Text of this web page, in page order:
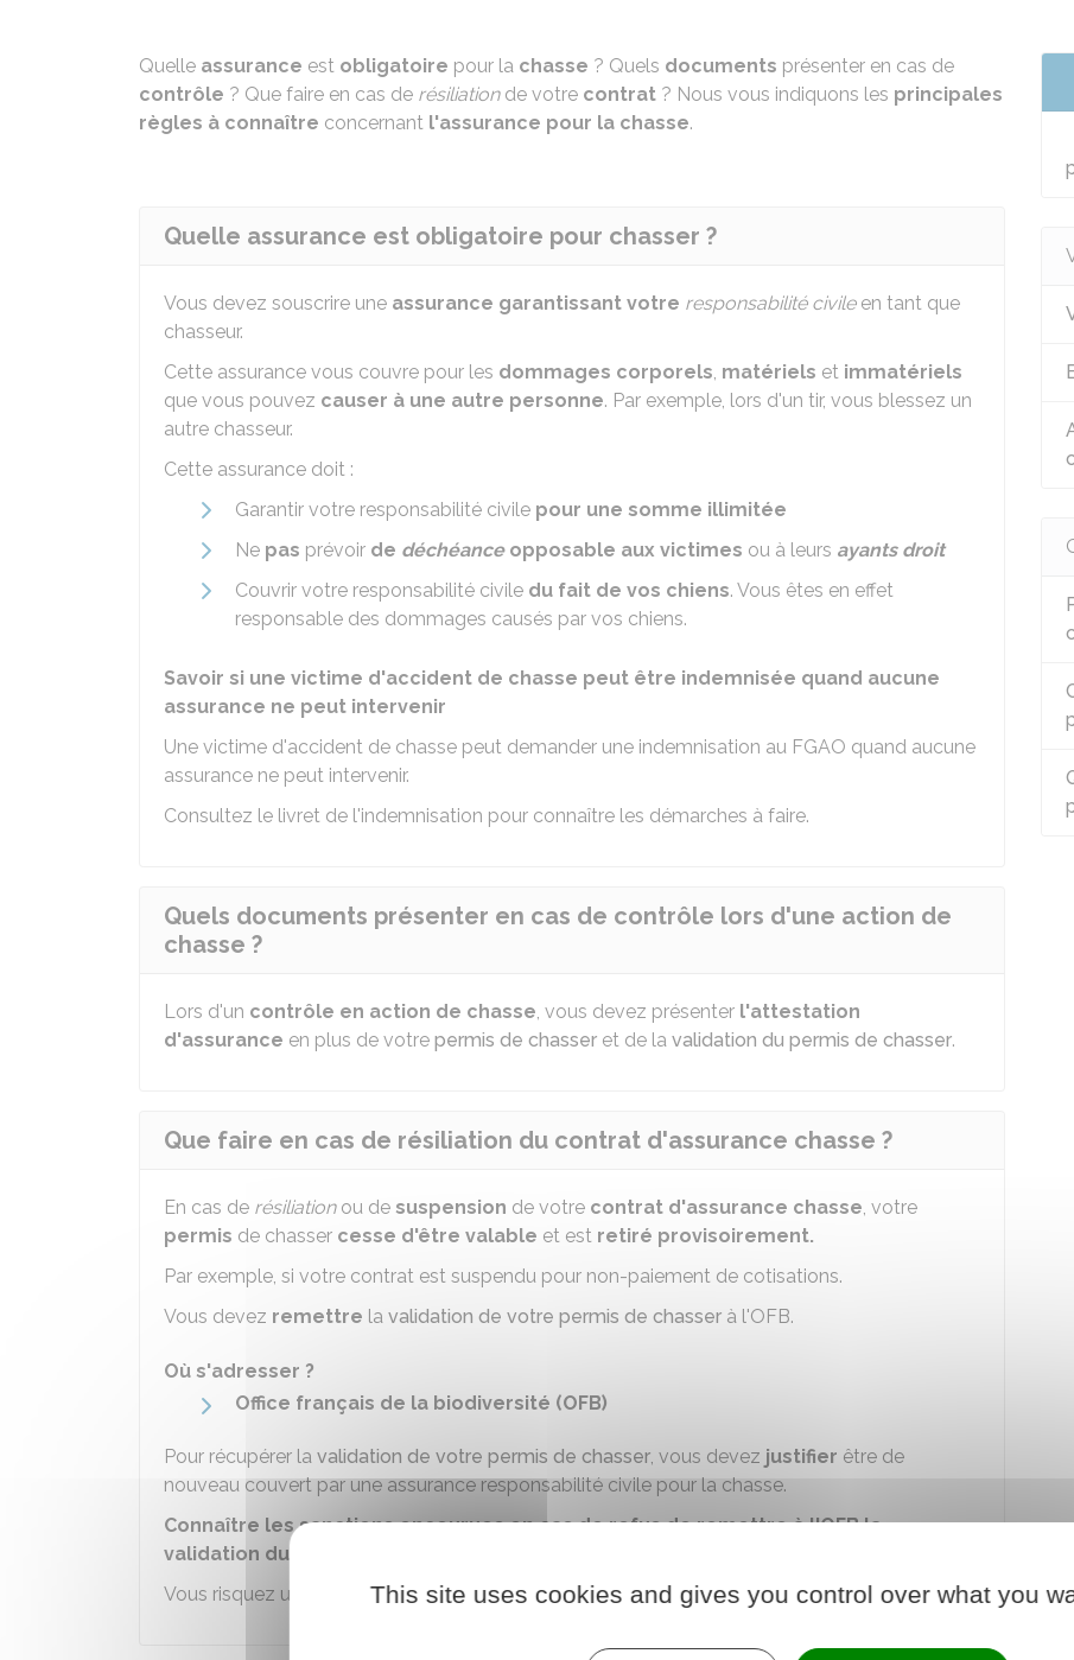
Quelle assurance est obligatoire pour la chasse ? Quels documents présenter en cas de
contrôle ? Que faire en cas de résiliationde votre contrat ? Nous vous indiquons les principales
règles à connaître concernant l'assurance pour la chasse.
Quelle assurance est obligatoire pour chasser ?
Vous devez souscrire une assurance garantissant votre responsabilité civileen tant que
chasseur.
Cette assurance vous couvre pour les dommages corporels, matériels et immatériels
que vous pouvez causer à une autre personne. Par exemple, lors d'un tir, vous blessez un
autre chasseur.
Cette assurance doit :
Garantir votre responsabilité civile pour une somme illimitée
Ne pas prévoir de déchéanceopposable aux victimes ou à leurs ayants droit
Couvrir votre responsabilité civile du fait de vos chiens. Vous êtes en effet
responsable des dommages causés par vos chiens.
Savoir si une victime d'accident de chasse peut être indemnisée quand aucune
assurance ne peut intervenir
Une victime d'accident de chasse peut demander une indemnisation au FGAO quand aucune
assurance ne peut intervenir.
Consultez le livret de l'indemnisation pour connaître les démarches à faire.
Quels documents présenter en cas de contrôle lors d'une action de
chasse ?
Lors d'un contrôle en action de chasse, vous devez présenter l'attestation
d'assurance en plus de votre permis de chasser et de la validation du permis de chasser.
Que faire en cas de résiliation du contrat d'assurance chasse ?
En cas de résiliationou de suspension de votre contrat d'assurance chasse, votre
permis de chasser cesse d'être valable et est retiré provisoirement.
Par exemple, si votre contrat est suspendu pour non-paiement de cotisations.
Vous devez remettre la validation de votre permis de chasser à l'OFB.
Où s'adresser ?
Office français de la biodiversité (OFB)
Pour récupérer la validation de votre permis de chasser, vous devez justifier être de
nouveau couvert par une assurance responsabilité civile pour la chasse.
Connaître les sanctions encourues en cas de refus de remettre à l'OFB la
validation du permis de chasser
Vous risquez une amende de 30 000 € et 2 ans de prison .
This site uses cookies and gives you control over what you